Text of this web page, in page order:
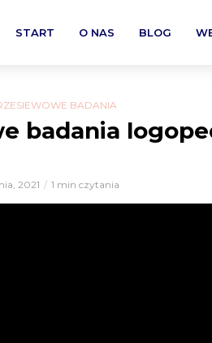
START O NAS BLOG
BADANIA
badania
2021 1 min czytania